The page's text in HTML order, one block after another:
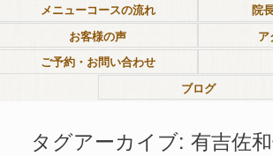
メニューコースの流れ
院
お客様の声
ア
ご予約・お問い合わせ
ブログ
タグアーカイブ: 有吉佐